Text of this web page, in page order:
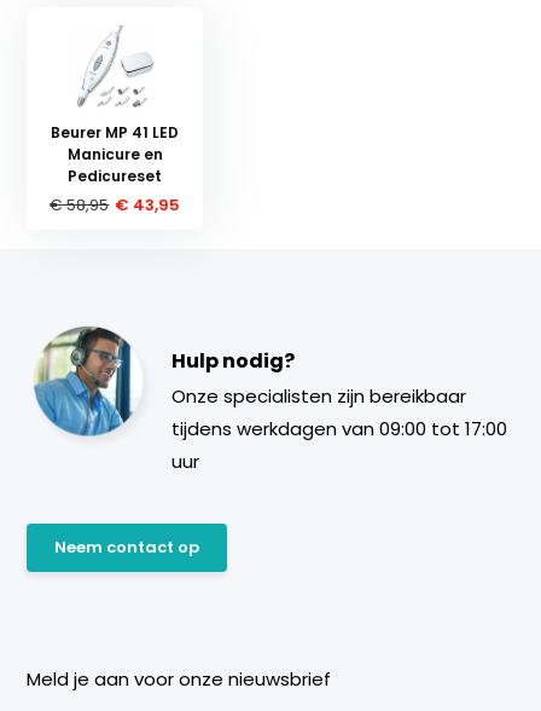
Beurer MP 41 LED
Manicure en
Pedicureset
€ 58,95 € 43,95
Hulp nodig?
Onze specialisten zijn bereikbaar
tijdens werkdagen van 09:00 tot 17:00
uur
Neem contact op
Meld je aan voor onze nieuwsbrief